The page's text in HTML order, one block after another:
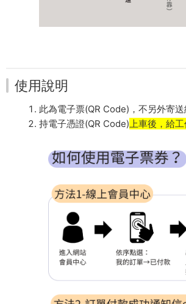
使用說明
此為電子票(QR Code)，不另外寄送
持電子憑證(QR Code)上車後，給工